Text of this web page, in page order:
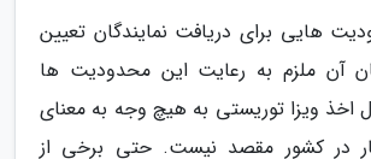
هایی برای دریافت نمایندگان تعیین
آن ملزم به رعایت این محدودیت ها
اخذ ویزا توریستی به هیچ وجه به معنای
در کشور مقصد نیست. حتی برخی از